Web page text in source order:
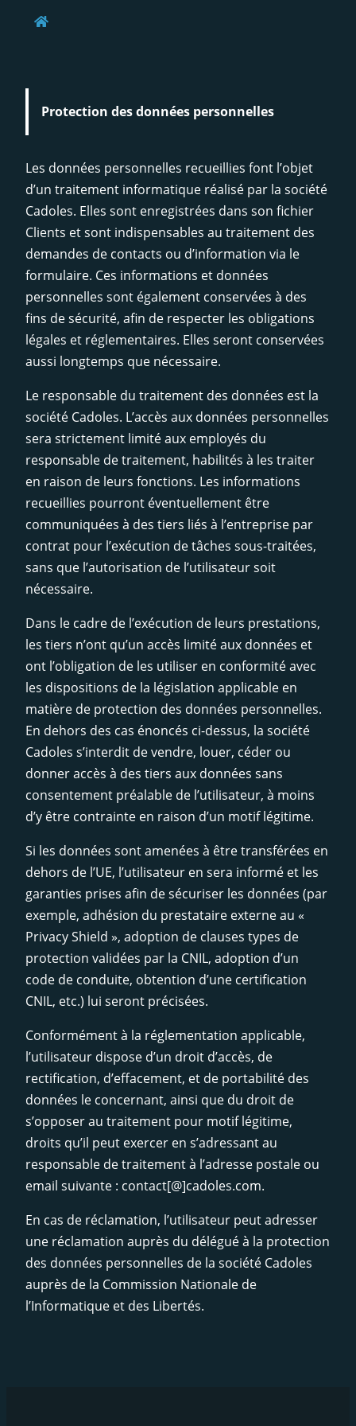
Protection des données personnelles
Les données personnelles recueillies font l’objet
d’un traitement informatique réalisé par la société
Cadoles. Elles sont enregistrées dans son fichier
Clients et sont indispensables au traitement des
demandes de contacts ou d’information via le
formulaire. Ces informations et données
personnelles sont également conservées à des
fins de sécurité, afin de respecter les obligations
légales et réglementaires. Elles seront conservées
aussi longtemps que nécessaire.
Le responsable du traitement des données est la
société Cadoles. L’accès aux données personnelles
sera strictement limité aux employés du
responsable de traitement, habilités à les traiter
en raison de leurs fonctions. Les informations
recueillies pourront éventuellement être
communiquées à des tiers liés à l’entreprise par
contrat pour l’exécution de tâches sous-traitées,
sans que l’autorisation de l’utilisateur soit
nécessaire.
Dans le cadre de l’exécution de leurs prestations,
les tiers n’ont qu’un accès limité aux données et
ont l’obligation de les utiliser en conformité avec
les dispositions de la législation applicable en
matière de protection des données personnelles.
En dehors des cas énoncés ci-dessus, la société
Cadoles s’interdit de vendre, louer, céder ou
donner accès à des tiers aux données sans
consentement préalable de l’utilisateur, à moins
d’y être contrainte en raison d’un motif légitime.
Si les données sont amenées à être transférées en
dehors de l’UE, l’utilisateur en sera informé et les
garanties prises afin de sécuriser les données (par
exemple, adhésion du prestataire externe au «
Privacy Shield », adoption de clauses types de
protection validées par la CNIL, adoption d’un
code de conduite, obtention d’une certification
CNIL, etc.) lui seront précisées.
Conformément à la réglementation applicable,
l’utilisateur dispose d’un droit d’accès, de
rectification, d’effacement, et de portabilité des
données le concernant, ainsi que du droit de
s’opposer au traitement pour motif légitime,
droits qu’il peut exercer en s’adressant au
responsable de traitement à l’adresse postale ou
email suivante : contact[@]cadoles.com.
En cas de réclamation, l’utilisateur peut adresser
une réclamation auprès du délégué à la protection
des données personnelles de la société Cadoles
auprès de la Commission Nationale de
l’Informatique et des Libertés.